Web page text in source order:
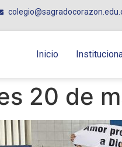
Inicio
20 de